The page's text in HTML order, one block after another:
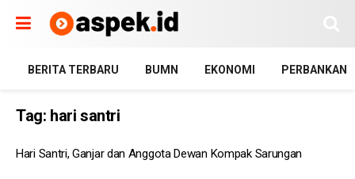
BERITA TERBARU BUMN EKONOMI PERBANKAN
Tag: hari santri
Hari Santri, Ganjar dan Anggota Dewan Kompak Sarungan